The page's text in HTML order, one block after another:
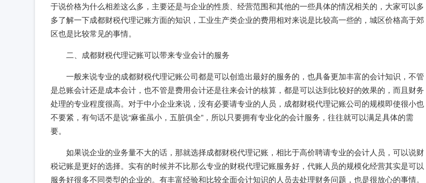
于说价格为什么相差这么多，主要还是与企业的性质、经营范围和其他的一些具体的情况相关的，大家可以多
多了解一下成都财税代理记账方面的知识，工业生产类企业的费用相对来说是比较高一些的，城区价格高于郊
区也是比较常见的事情。
二、成都财税代理记账可以带来专业会计的服务
一般来说专业的成都财税代理记账公司都是可以创造出最好的服务的，也具备更加丰富的会计知识，不管
是总账会计还是成本会计，也不管是费用会计还是往来会计的核算，都是可以达到比较好的效果的，而且财务
处理的专业程度很高。对于中小企业来说，没有必要请专业的人员，成都财税代理记账公司的规模即使很小也
不要紧，有句话不是说“麻雀虽小，五脏俱全”，所以只要拥有专业化的会计服务，往往就可以满足具体的需
要。
如果说企业的业务量不大的话，那就选择成都财税代理记账，相比于高价聘请专业的会计人员，可以说财
税记账是更好的选择。实有的时候并不比那么专业的财税代理记账服务好，代账人员的规模化经营其实是可以
服务好很多不同类型的企业的。有丰富经验和比较全面会计知识的人员去处理财务问题，也是很放心的事情。